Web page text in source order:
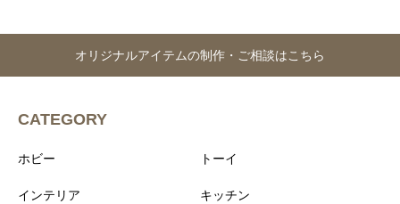
オリジナルアイテムの制作・ご相談はこちら
CATEGORY
ホビー トーイ
インテリア キッチン